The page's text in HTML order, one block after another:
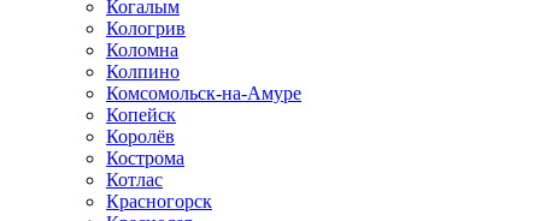
Когалым
Кологрив
Коломна
Колпино
Комсомольск-на-Амуре
Копейск
Королёв
Кострома
Котлас
Красногорск